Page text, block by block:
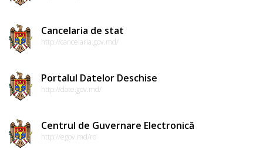
Cancelaria de stat
http://cancelaria.gov.md/
Portalul Datelor Deschise
http://date.gov.md/
Centrul de Guvernare Electronică
http://egov.md/ro